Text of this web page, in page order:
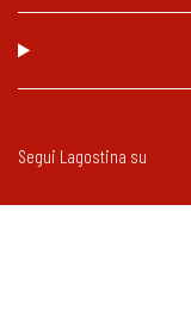
Segui Lagostina su